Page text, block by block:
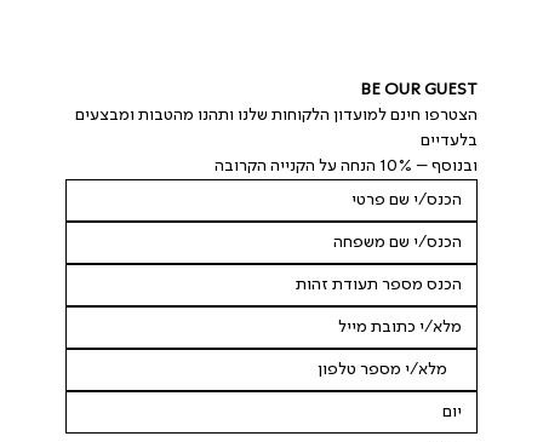
BE OUR GUEST
הצטרפו חינם למועדון הלקוחות שלנו ותהנו מהטבות ומבצעים
בלעדיים
ובנוסף – 10% הנחה על הקנייה הקרובה